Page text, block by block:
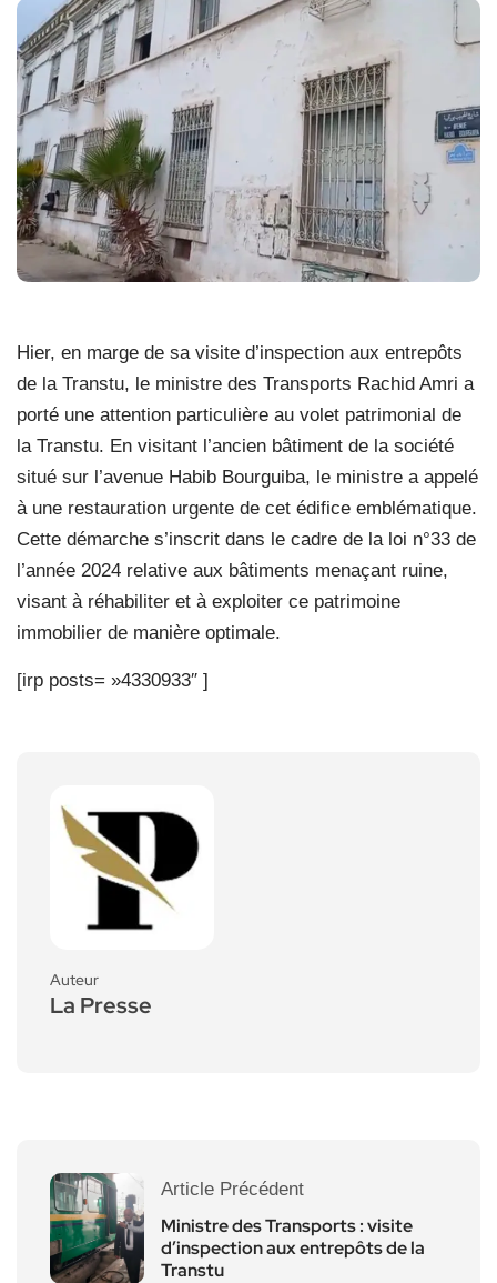
Hier, en marge de sa visite d’inspection aux entrepôts
de la Transtu, le ministre des Transports Rachid Amri a
porté une attention particulière au volet patrimonial de
la Transtu. En visitant l’ancien bâtiment de la société
situé sur l’avenue Habib Bourguiba, le ministre a appelé
à une restauration urgente de cet édifice emblématique.
Cette démarche s’inscrit dans le cadre de la loi n°33 de
l’année 2024 relative aux bâtiments menaçant ruine,
visant à réhabiliter et à exploiter ce patrimoine
immobilier de manière optimale.
[irp posts= »4330933″ ]
Auteur
La Presse
Article Précédent
Ministre des Transports : visite
d’inspection aux entrepôts de la
Transtu